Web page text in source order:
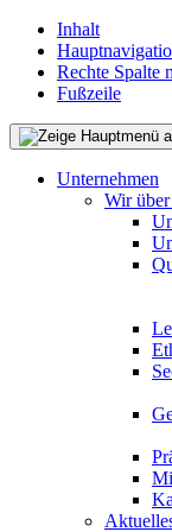
Inhalt
Rechte Spalte
Fußzeile
Unternehmen
Wir